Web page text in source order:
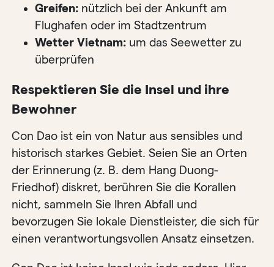
Greifen: nützlich bei der Ankunft am
Flughafen oder im Stadtzentrum
Wetter Vietnam: um das Seewetter zu
überprüfen
Respektieren Sie die Insel und ihre
Bewohner
Con Dao ist ein von Natur aus sensibles und
historisch starkes Gebiet. Seien Sie an Orten
der Erinnerung (z. B. dem Hang Duong-
Friedhof) diskret, berühren Sie die Korallen
nicht, sammeln Sie Ihren Abfall und
bevorzugen Sie lokale Dienstleister, die sich für
einen verantwortungsvollen Ansatz einsetzen.